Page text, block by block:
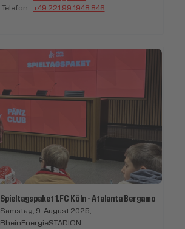
Telefon
+49 221 99 1948 846
Spieltagspaket 1.FC Köln - Atalanta Bergamo
Samstag, 9. August 2025,
RheinEnergieSTADION